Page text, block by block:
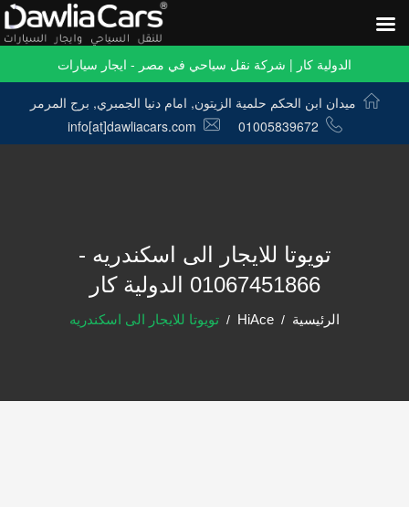
الدولية كار | شركة نقل سياحي في مصر - ايجار سيارات
ميدان ابن الحكم حلمية الزيتون, امام دنيا الجمبري, برج المرمر
01005839672
info[at]dawliacars.com
تويوتا للايجار الى اسكندريه -
01067451866 الدولية كار
الرئيسية HiAce تويوتا للايجار الى اسكندريه